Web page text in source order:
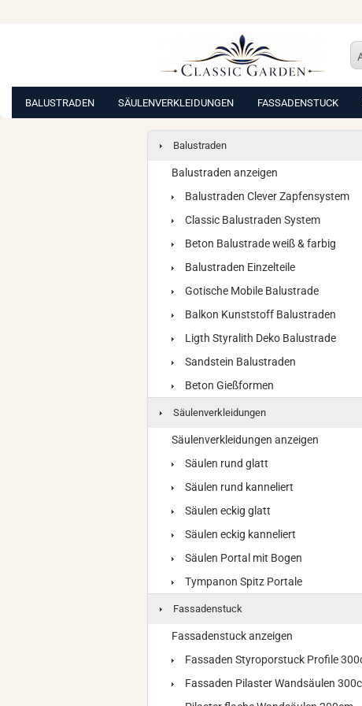
BALUSTRADEN SÄULENVERKLEIDUNGEN FASSADENSTUCK
Balustraden
Balustraden anzeigen
Balustraden Clever Zapfensystem
Classic Balustraden System
Beton Balustrade weiß & farbig
Balustraden Einzelteile
Gotische Mobile Balustrade
Balkon Kunststoff Balustraden
Ligth Styralith Deko Balustrade
Sandstein Balustraden
Beton Gießformen
Säulenverkleidungen
Säulenverkleidungen anzeigen
Säulen rund glatt
Säulen rund kanneliert
Säulen eckig glatt
Säulen eckig kanneliert
Säulen Portal mit Bogen
Tympanon Spitz Portale
Fassadenstuck
Fassadenstuck anzeigen
Fassaden Styroporstuck Profile
Fassaden Pilaster Wandsäulen